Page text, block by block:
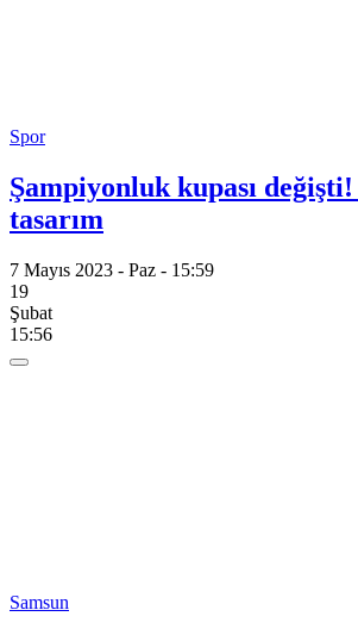
Spor
Şampiyonluk kupası
tasarım
7 Mayıs 2023 - Paz - 15:59
19
Şubat
15:56
Samsun